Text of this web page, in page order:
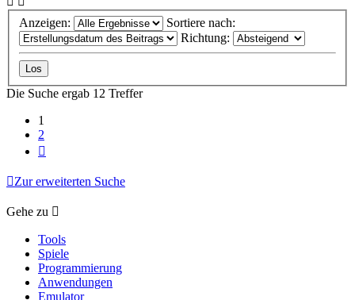
Anzeigen:
Sortiere nach:
Richtung:
Die Suche ergab 12 Treffer
1
2
Zur erweiterten Suche
Gehe zu
Tools
Spiele
Programmierung
Anwendungen
Emulator